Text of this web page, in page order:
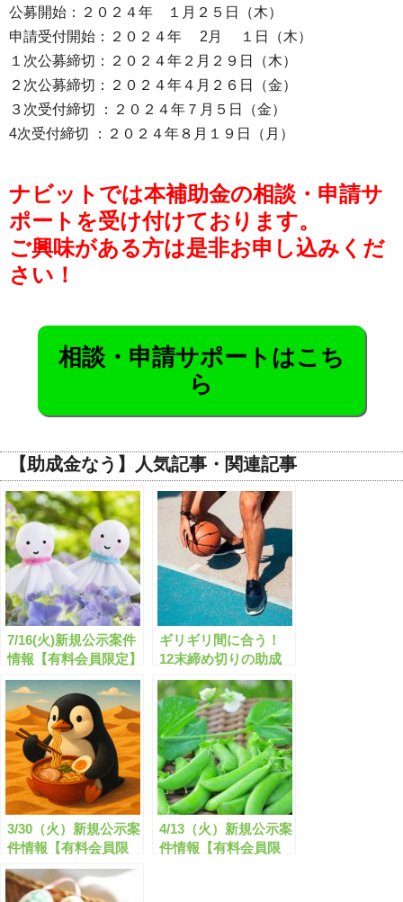
公募開始：２０２４年 １月２５日（木）
申請受付開始：２０２４年 2月 １日（木）
１次公募締切：２０２４年２月２９日（木）
２次公募締切：２０２４年４月２６日（金）
３次受付締切 ：２０２４年７月５日（金）
4次受付締切 ：２０２４年８月１９日（月）
ナビットでは本補助金の相談・申請サ
ポートを受け付けております。
ご興味がある方は是非お申し込みくだ
さい！
相談・申請サポートはこち
ら
【助成金なう】人気記事・関連記事
7/16(火)新規公示案件
情報【有料会員限定】
ギリギリ間に合う！
12末締め切りの助成
金・補助金「全817
件」はこちら！【有料
会員限定】
3/30（火）新規公示案
件情報【有料会員限
定】
4/13（火）新規公示案
件情報【有料会員限